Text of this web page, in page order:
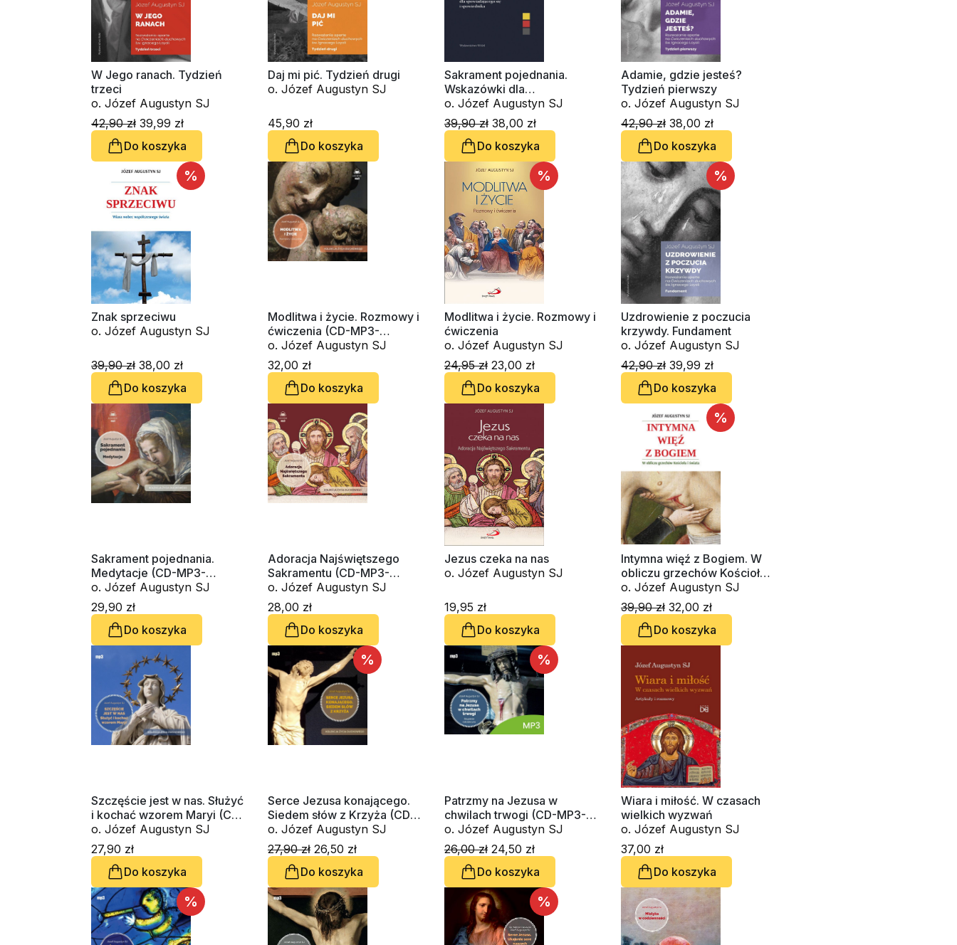
W Jego ranach. Tydzień
trzeci
o. Józef Augustyn SJ
42,90 zł 39,99 zł
Do koszyka
Daj mi pić. Tydzień drugi
o. Józef Augustyn SJ
45,90 zł
Do koszyka
Sakrament pojednania.
Wskazówki dla
spowiadającego się i
spowiednika
o. Józef Augustyn SJ
39,90 zł 38,00 zł
Do koszyka
Adamie, gdzie jesteś?
Tydzień pierwszy
o. Józef Augustyn SJ
42,90 zł 38,00 zł
Do koszyka
%
Znak sprzeciwu
o. Józef Augustyn SJ
39,90 zł 38,00 zł
Do koszyka
Modlitwa i życie. Rozmowy i
ćwiczenia (CD-MP3-
audiobook)
o. Józef Augustyn SJ
32,00 zł
Do koszyka
%
Modlitwa i życie. Rozmowy i
ćwiczenia
o. Józef Augustyn SJ
24,95 zł 23,00 zł
Do koszyka
%
Uzdrowienie z poczucia
krzywdy. Fundament
o. Józef Augustyn SJ
42,90 zł 39,99 zł
Do koszyka
Sakrament pojednania.
Medytacje (CD-MP3-
audiobook)
o. Józef Augustyn SJ
29,90 zł
Do koszyka
Adoracja Najświętszego
Sakramentu (CD-MP3-
audiobook)
o. Józef Augustyn SJ
28,00 zł
Do koszyka
Jezus czeka na nas
o. Józef Augustyn SJ
19,95 zł
Do koszyka
%
Intymna więź z Bogiem. W
obliczu grzechów Kościoła i
świata
o. Józef Augustyn SJ
39,90 zł 32,00 zł
Do koszyka
Szczęście jest w nas. Służyć
i kochać wzorem Maryi (CD-
audiobook)
o. Józef Augustyn SJ
27,90 zł
Do koszyka
%
Serce Jezusa konającego.
Siedem słów z Krzyża (CD-
MP3-audiobook)
o. Józef Augustyn SJ
27,90 zł 26,50 zł
Do koszyka
%
Patrzmy na Jezusa w
chwilach trwogi (CD-MP3-
audiobook)
o. Józef Augustyn SJ
26,00 zł 24,50 zł
Do koszyka
Wiara i miłość. W czasach
wielkich wyzwań
o. Józef Augustyn SJ
37,00 zł
Do koszyka
% %